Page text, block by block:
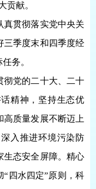
贡献。
真贯彻落实党中央关
三季度末和四季度经
务。
彻党的二十大、二十
精神，坚持生态优
高质量发展不断迈上
入推进环境污染防
生态安全屏障。精心
“四水四定”原则，科